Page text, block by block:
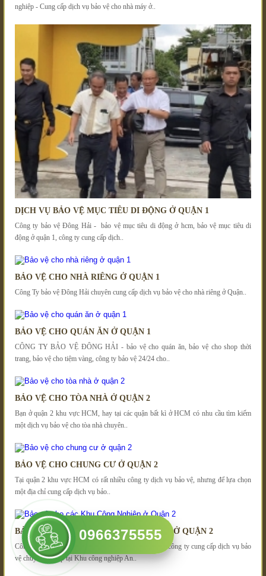
nghiệp - Cung cấp dịch vụ bảo vệ cho nhà máy ở..
DỊCH VỤ BẢO VỆ MỤC TIÊU DI ĐỘNG Ở QUẬN 1
Công ty bảo vệ Đông Hải - bảo vệ mục tiêu di động ở hcm, bảo vệ mục tiêu di
động ở quận 1, công ty cung cấp dịch..
BẢO VỆ CHO NHÀ RIÊNG Ở QUẬN 1
Công Ty bảo vệ Đông Hải chuyên cung cấp dịch vụ bảo vệ cho nhà riêng ở Quận..
BẢO VỆ CHO QUÁN ĂN Ở QUẬN 1
CÔNG TY BẢO VỆ ĐÔNG HẢI - bảo vệ cho quán ăn, bảo vệ cho shop thời
trang, bảo vệ cho tiệm vàng, công ty bảo vệ 24/24 cho..
BẢO VỆ CHO TÒA NHÀ Ở QUẬN 2
Bạn ở quận 2 khu vực HCM, hay tại các quận bất kì ở HCM có nhu cầu tìm kiếm
một dịch vụ bảo vệ cho tòa nhà chuyên..
BẢO VỆ CHO CHUNG CƯ Ở QUẬN 2
Tại quận 2 khu vực HCM có rất nhiều công ty dịch vụ bảo vệ, nhưng để lựa chọn
một địa chỉ cung cấp dịch vụ bảo..
BẢO VỆ CHO CÁC KHU CÔNG NGHIỆP Ở QUẬN 2
Công Ty bảo vệ Đông Hải tự hào là một trong những công ty cung cấp dịch vụ bảo
vệ chuyên nghiệp tại Khu công nghiệp An..
0966375555